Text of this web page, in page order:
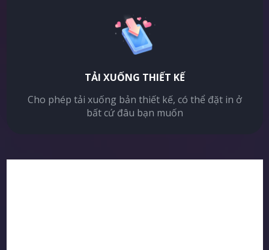
TẢI XUỐNG THIẾT KẾ
Cho phép tải xuống bản thiết kế, có thể đặt in ở
bất cứ đâu bạn muốn